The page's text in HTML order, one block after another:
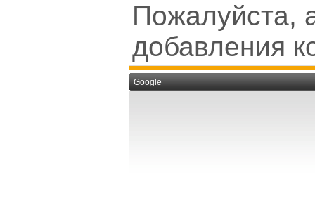
Пожалуйста,
добавления
Google